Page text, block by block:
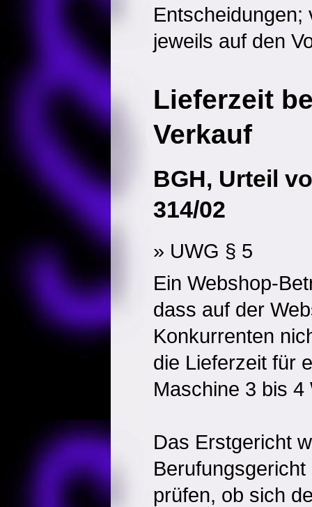
Entscheidungen;
jeweils auf den
Lieferzeit
Verkauf
BGH, Urteil
314/02
» UWG § 5
Ein Webshop-
dass auf der
Konkurrenten
die Lieferzeit für
Maschine 3 bis
Das Erstgericht
prüfen, ob sich